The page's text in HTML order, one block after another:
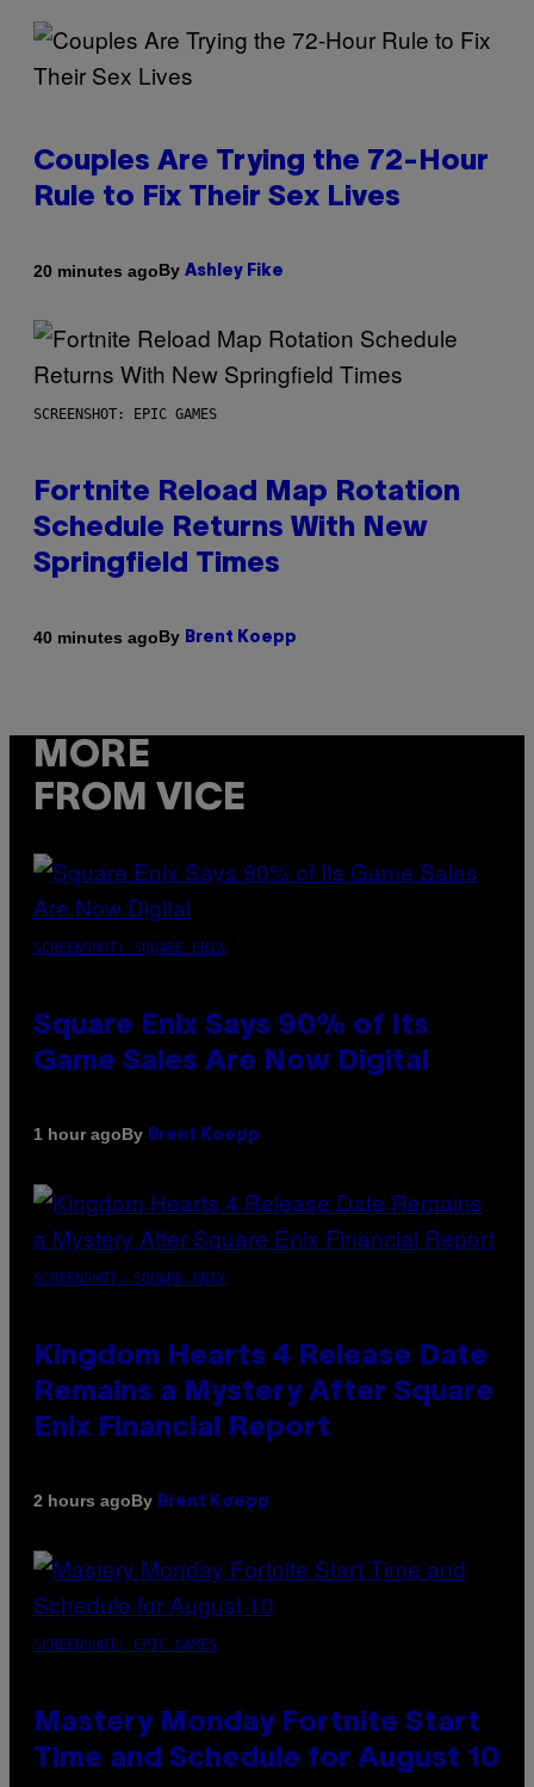
Couples Are Trying the 72-Hour
Rule to Fix Their Sex Lives
20 minutes agoBy Ashley Fike
SCREENSHOT: EPIC GAMES
Fortnite Reload Map Rotation
Schedule Returns With New
Springfield Times
40 minutes agoBy Brent Koepp
MORE
FROM VICE
SCREENSHOT: SQUARE ENIX
Square Enix Says 90% of Its
Game Sales Are Now Digital
1 hour agoBy Brent Koepp
SCREENSHOT: SQUARE ENIX
Kingdom Hearts 4 Release Date
Remains a Mystery After Square
Enix Financial Report
2 hours agoBy Brent Koepp
SCREENSHOT: EPIC GAMES
Mastery Monday Fortnite Start
Time and Schedule for August 10